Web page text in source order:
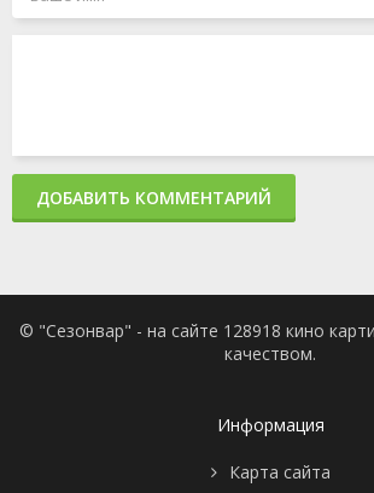
ДОБАВИТЬ КОММЕНТАРИЙ
© "Сезонвар" - на сайте 128918 кино
качеством.
Информация
Карта сайта